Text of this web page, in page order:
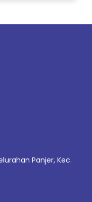
Panjer, Kec.